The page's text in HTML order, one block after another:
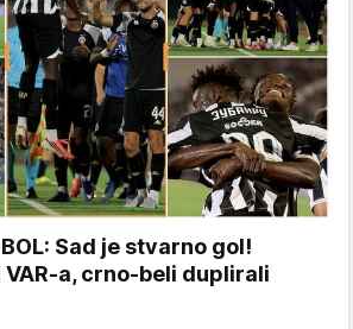
Sad je stvarno gol!
a, crno-beli duplirali